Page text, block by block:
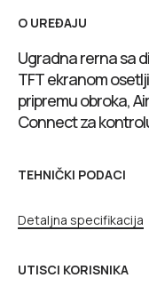
O UREĐAJU
Ugradna rerna sa
TFT ekranom
pripremu obroka,
Connect za
TEHNIČKI PODACI
Detaljna specifikacija
UTISCI KORISNIKA